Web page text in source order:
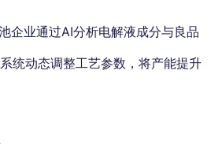
企业通过AI分析电解液成分与良品
统动态调整工艺参数，将产能提升